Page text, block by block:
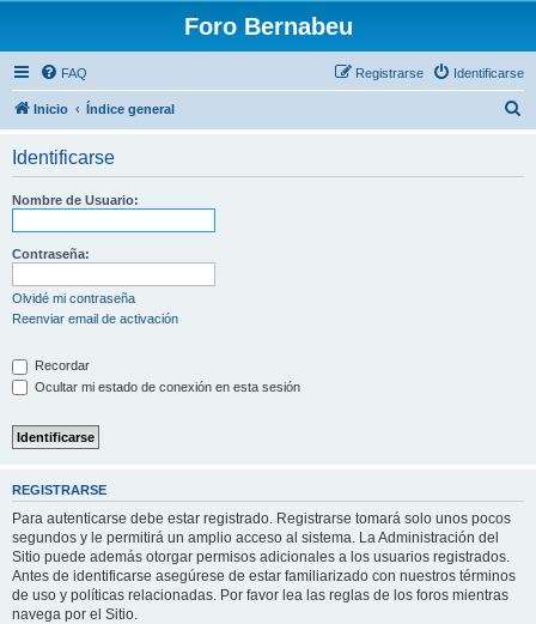
Foro Bernabeu
FAQ Identificarse
Registrarse
Inicio Índice general
Identificarse
Nombre de Usuario:
Contraseña:
Olvidé mi contraseña
Reenviar email de activación
Recordar
Ocultar mi estado de conexión en esta sesión
REGISTRARSE
Para autenticarse debe estar registrado. Registrarse tomará solo unos pocos
segundos y le permitirá un amplio acceso al sistema. La Administración del
Sitio puede además otorgar permisos adicionales a los usuarios registrados.
Antes de identificarse asegúrese de estar familiarizado con nuestros términos
de uso y políticas relacionadas. Por favor lea las reglas de los foros mientras
navega por el Sitio.